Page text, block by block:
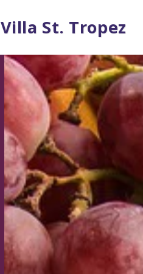
Villa St. Tropez